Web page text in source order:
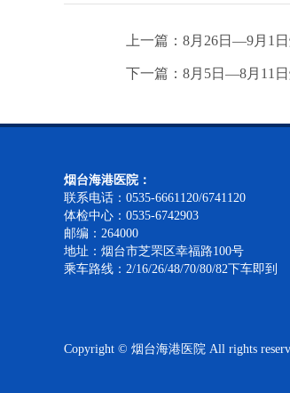
上一篇：8月26日—9月1
下一篇：8月5日—8月11
烟台海港医院：
联系电话：0535-6661120/6741120
体检中心：0535-6742903
邮编：264000
地址：烟台市芝罘区幸福路100号
乘车路线：2/16/26/48/70/80/82下车即到
Copyright © 烟台海港医院 All rights